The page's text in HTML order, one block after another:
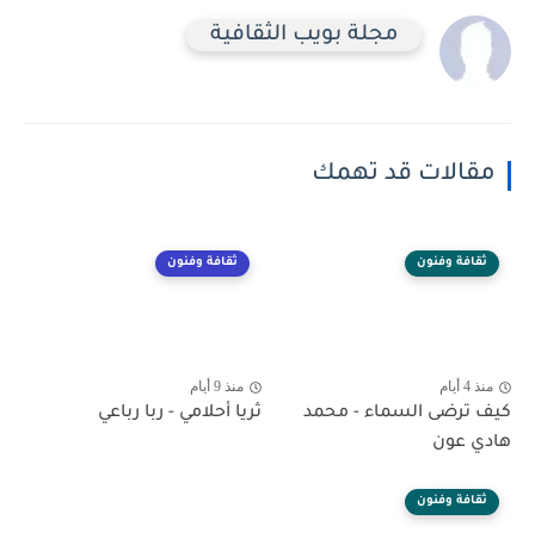
مجلة بويب الثقافية
مقالات قد تهمك
ثقافة وفنون
منذ 4 أيام
كيف ترضى السماء - محمد
هادي عون
ثقافة وفنون
منذ 9 أيام
ثريا أحلامي - ربا رباعي
ثقافة وفنون